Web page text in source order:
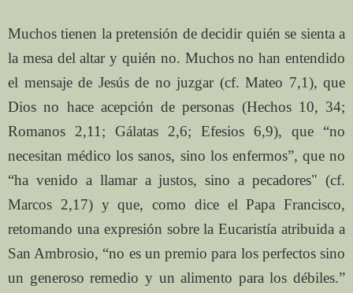
Muchos tienen la pretensión de decidir quién se sienta a
la mesa del altar y quién no. Muchos no han entendido
el mensaje de Jesús de no juzgar (cf. Mateo 7,1), que
Dios no hace acepción de personas (Hechos 10, 34;
Romanos 2,11; Gálatas 2,6; Efesios 6,9), que “no
necesitan médico los sanos, sino los enfermos”, que no
“ha venido a llamar a justos, sino a pecadores" (cf.
Marcos 2,17) y que, como dice el Papa Francisco,
retomando una expresión sobre la Eucaristía atribuida a
San Ambrosio, “no es un premio para los perfectos sino
un generoso remedio y un alimento para los débiles.”